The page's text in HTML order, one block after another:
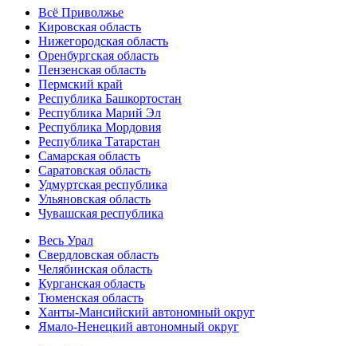
Всё Приволжье
Кировская область
Нижегородская область
Оренбургская область
Пензенская область
Пермский край
Республика Башкортостан
Республика Марий Эл
Республика Мордовия
Республика Татарстан
Самарская область
Саратовская область
Удмуртская республика
Ульяновская область
Чувашская республика
Весь Урал
Свердловская область
Челябинская область
Курганская область
Тюменская область
Ханты-Мансийский автономный округ
Ямало-Ненецкий автономный округ